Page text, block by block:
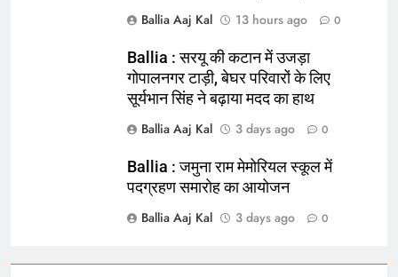
चिकित्सक, किया प्रदर्शन
NATIONAL बलिया
Ballia : बलिया बलिदान दिवस के मौके पर
NATIONAL बलिया
फांसी लगाकर दी जान
Ballia Aaj Kal
13 hours ago 0
Ballia : सरयू की कटान में उजड़ा
गोपालनगर टाड़ी, बेघर परिवारों के लिए
सूर्यभान सिंह ने बढ़ाया मदद का हाथ
Ballia Aaj Kal
3 days ago 0
Ballia : जमुना राम मेमोरियल स्कूल में
पदग्रहण समारोह का आयोजन
Ballia Aaj Kal
3 days ago 0